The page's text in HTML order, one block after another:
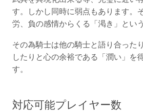
す。しかし同時に弱点もあります。
労、負の感情からくる「渇き」とい
その為騎士は他の騎士と語り合った
したりと心の余裕である「潤い」を
す。
対応可能プレイヤー数